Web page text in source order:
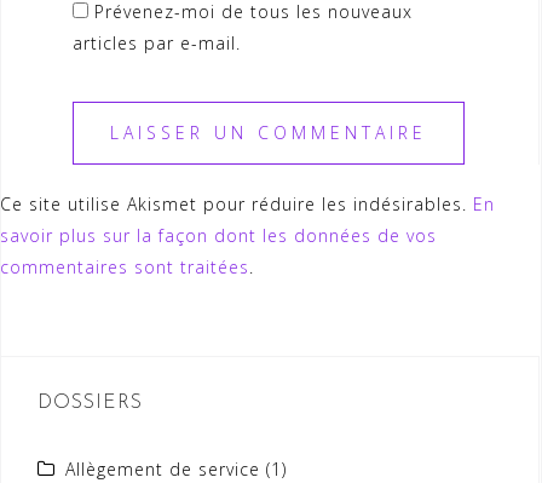
Prévenez-moi de tous les nouveaux
articles par e-mail.
Ce site utilise Akismet pour réduire les indésirables. En
savoir plus sur la façon dont les données de vos
commentaires sont traitées.
DOSSIERS
Allègement de service (1)